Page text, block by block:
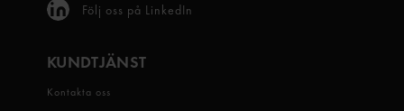
Följ oss på LinkedIn
KUNDTJÄNST
Kontakta oss